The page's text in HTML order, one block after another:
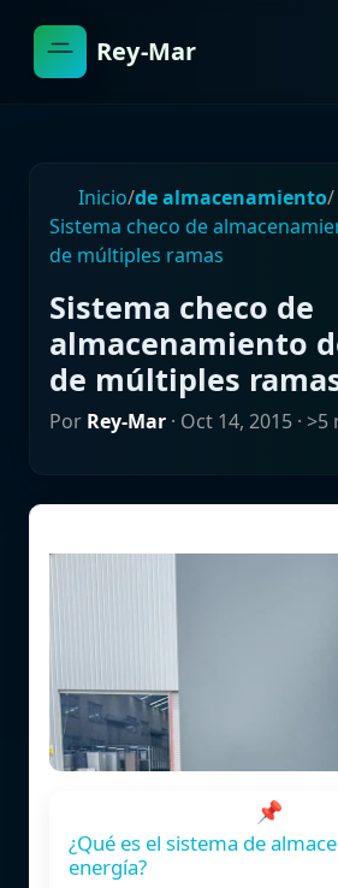
Rey-Mar
Inicio/de almacenamiento/
Sistema checo de
de múltiples ramas
Sistema checo de
almacenamiento
de múltiples
Por Rey-Mar · Oct 14, 2015 ·
📌
¿Qué es el sistema de
energía?